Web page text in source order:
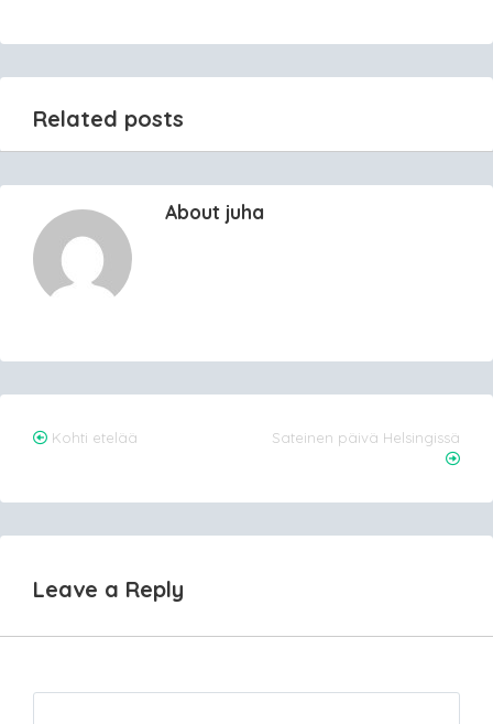
Related posts
About juha
Post
Kohti etelää Sateinen päivä Helsingissä
Leave a Reply